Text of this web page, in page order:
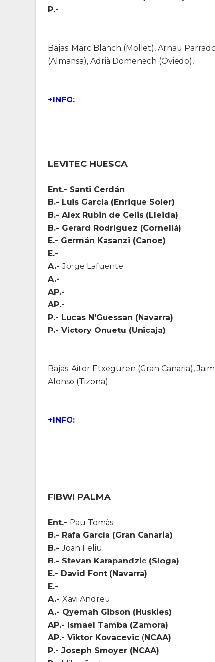
P.-
Bajas: Marc Blanch (Mollet), Arnau
(Almansa), Adrià Domenech (Oviedo),
+INFO:
LEVITEC HUESCA
Ent.- Santi Cerdán
B.- Luis García (Enrique Soler)
B.- Alex Rubin de Celis (Lleida)
B.- Gerard Rodríguez (Cornellá)
E.- Germán Kasanzi (Canoe)
E.-
A.-Jorge Lafuente
A.-
AP.-
AP.-
P.- Lucas N'Guessan (Navarra)
P.- Victory Onuetu (Unicaja)
Bajas: Aitor Etxeguren (Gran Canaria),
Alonso (Tizona)
+INFO:
FIBWI PALMA
Ent.- Pau Tomàs
B.- Rafa García (Gran Canaria)
B.-Joan Feliu
B.- Stevan Karapandzic (Sloga)
E.- David Font (Navarra)
E.-
A.- Xavi Andreu
A.- Qyemah Gibson (Huskies)
AP.- Ismael Tamba (Zamora)
AP.- Viktor Kovacevic (NCAA)
P.- Joseph Smoyer (NCAA)